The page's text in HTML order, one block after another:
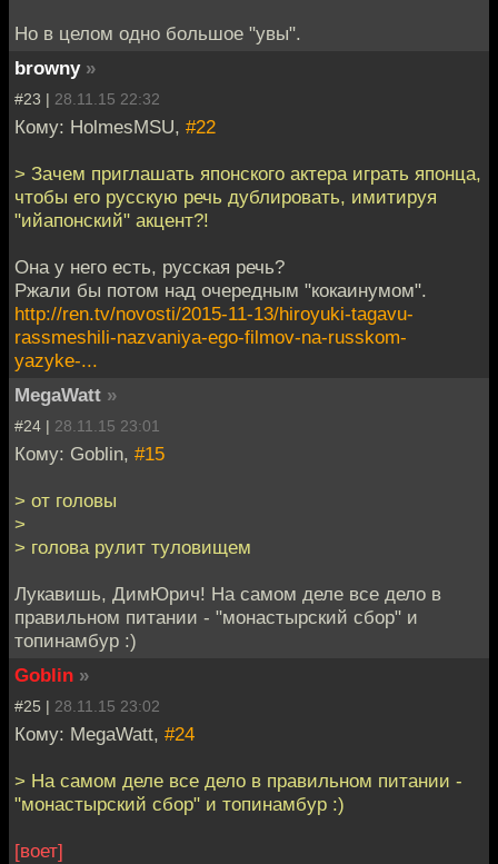
Но в целом одно большое "увы".
browny »
#23 | 28.11.15 22:32
Кому: HolmesMSU, #22
> Зачем приглашать японского актера играть японца,
чтобы его русскую речь дублировать, имитируя
"ийапонский" акцент?!
Она у него есть, русская речь?
Ржали бы потом над очередным "кокаинумом".
http://ren.tv/novosti/2015-11-13/hiroyuki-tagavu-
rassmeshili-nazvaniya-ego-filmov-na-russkom-
yazyke-...
MegaWatt »
#24 | 28.11.15 23:01
Кому: Goblin, #15
> от головы
>
> голова рулит туловищем
Лукавишь, ДимЮрич! На самом деле все дело в
правильном питании - "монастырский сбор" и
топинамбур :)
Goblin »
#25 | 28.11.15 23:02
Кому: MegaWatt, #24
> На самом деле все дело в правильном питании -
"монастырский сбор" и топинамбур :)
[воет]